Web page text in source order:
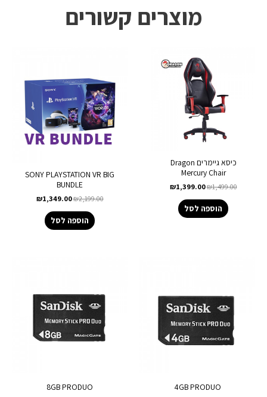
מוצרים קשורים
כיסא גיימרים Dragon
Mercury Chair
₪1,499.00
₪1,399.00
הוספה לסל
SONY PLAYSTATION VR BIG
BUNDLE
₪2,199.00
₪1,349.00
הוספה לסל
4GB PRODUO
8GB PRODUO